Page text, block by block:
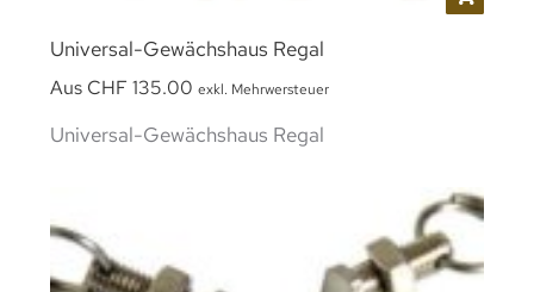
Universal-Gewächshaus Regal
Aus CHF 135.00 exkl. Mehrwersteuer
Universal-Gewächshaus Regal